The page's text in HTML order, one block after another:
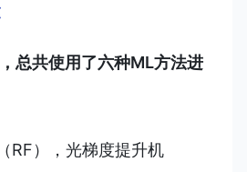
总共使用了六种ML方法进
RF），光梯度提升机